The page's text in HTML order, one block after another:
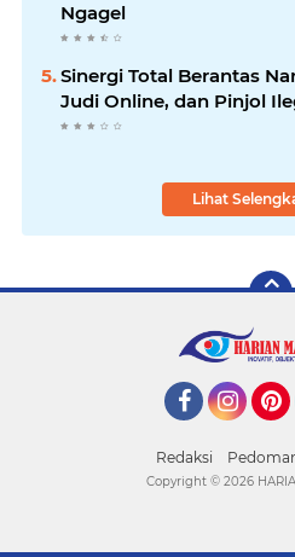
Ngagel
Sinergi Total Berantas
Judi Online, dan Pinjol
Lihat
Redaksi
Copyright © 2026